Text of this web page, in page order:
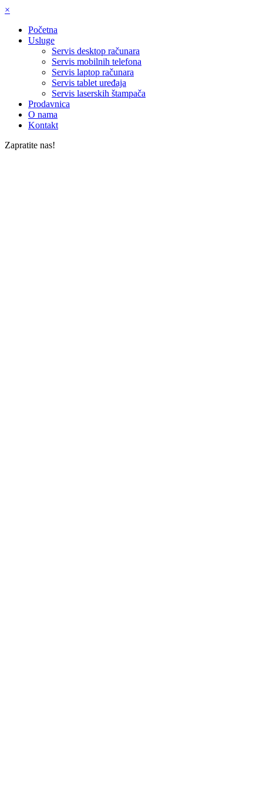
×
Početna
Usluge
Servis desktop računara
Servis mobilnih telefona
Servis laptop računara
Servis tablet uređaja
Servis laserskih štampača
Prodavnica
O nama
Kontakt
Zapratite nas!